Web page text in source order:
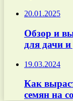
20.01.2025
Обзор и
для дачи
19.03.2024
Как
семян на